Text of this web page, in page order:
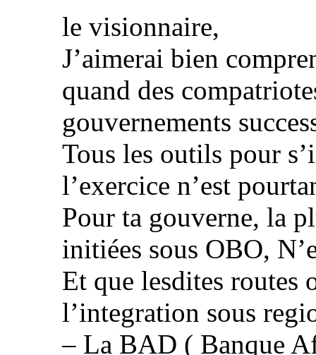
le visionnaire,
J’aimerai bien
quand des
gouvernements
Tous les outils pour
l’exercice n’est
Pour ta gouverne, la
initiées sous OBO,
Et que lesdites routes
l’integration sous
– La BAD ( Banque